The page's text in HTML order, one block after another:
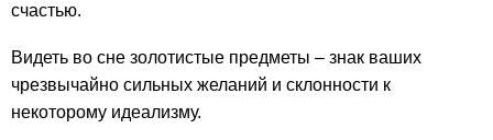
счастью.
Видеть во сне золотистые предметы – знак ваших
чрезвычайно сильных желаний и склонности к
некоторому идеализму.